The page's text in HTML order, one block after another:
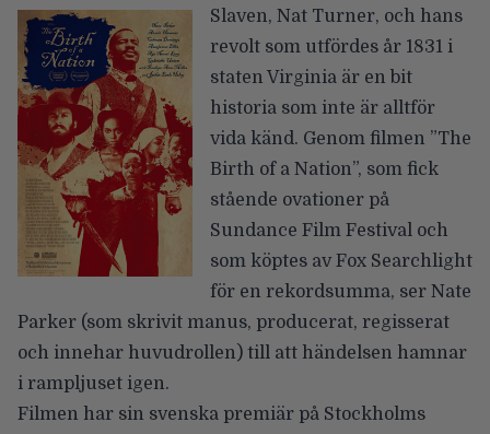
Slaven, Nat Turner, och hans
revolt som utfördes år 1831 i
staten Virginia är en bit
historia som inte är alltför
vida känd. Genom filmen ”The
Birth of a Nation”, som fick
stående ovationer på
Sundance Film Festival och
som köptes av Fox Searchlight
för en rekordsumma, ser Nate
Parker (som skrivit manus, producerat, regisserat
och innehar huvudrollen) till att händelsen hamnar
i rampljuset igen.
Filmen har sin svenska premiär på Stockholms